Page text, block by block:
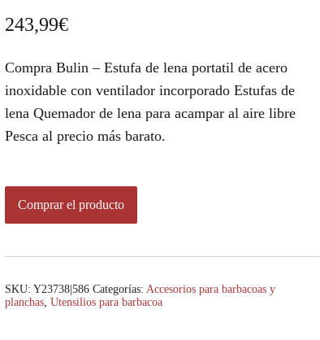
243,99€
Compra Bulin – Estufa de lena portatil de acero
inoxidable con ventilador incorporado Estufas de
lena Quemador de lena para acampar al aire libre
Pesca al precio más barato.
Comprar el producto
SKU: Y23738|586 Categorías: Accesorios para barbacoas y
planchas, Utensilios para barbacoa